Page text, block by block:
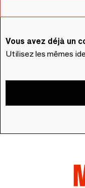
Vous avez déjà un
Utilisez les mêmes